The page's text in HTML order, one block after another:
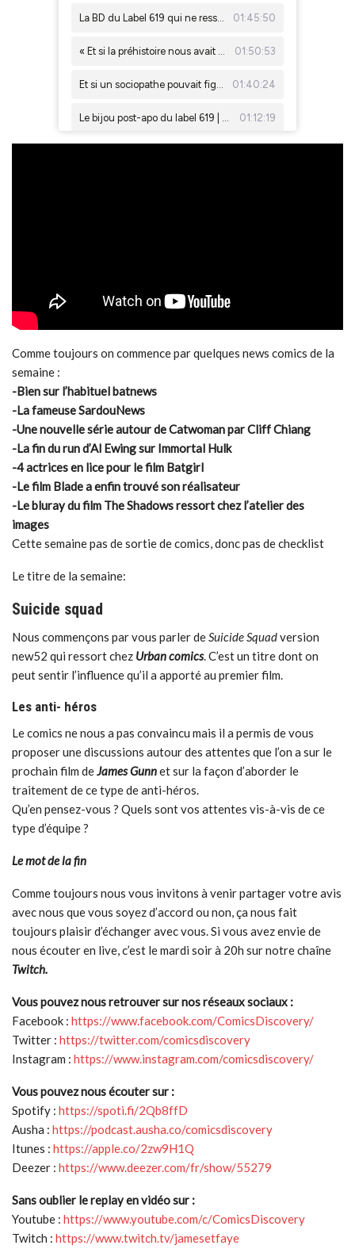
Comme toujours on commence par quelques news comics de la
semaine :
-Bien sur l’habituel batnews
-La fameuse SardouNews
-Une nouvelle série autour de Catwoman par Cliff Chiang
-La fin du run d’Al Ewing sur Immortal Hulk
-4 actrices en lice pour le film Batgirl
-Le film Blade a enfin trouvé son réalisateur
-Le bluray du film The Shadows ressort chez l’atelier des
images
Cette semaine pas de sortie de comics, donc pas de checklist
Le titre de la semaine:
Suicide squad
Nous commençons par vous parler deSuicide Squadversion
new52 qui ressort chez Urban comics. C’est un titre dont on
peut sentir l’influence qu’il a apporté au premier film.
Les anti- héros
Le comics ne nous a pas convaincu mais il a permis de vous
proposer une discussions autour des attentes que l’on a sur le
prochain film deJames Gunnet sur la façon d’aborder le
traitement de ce type de anti-héros.
Qu’en pensez-vous ? Quels sont vos attentes vis-à-vis de ce
type d’équipe ?
Le mot de la fin
Comme toujours nous vous invitons à venir partager votre avis
avec nous que vous soyez d’accord ou non, ça nous fait
toujours plaisir d’échanger avec vous. Si vous avez envie de
nous écouter en live, c’est le mardi soir à 20h sur notre chaîne
Twitch.
Vous pouvez nous retrouver sur nos réseaux sociaux :
Facebook : https://www.facebook.com/ComicsDiscovery/
Twitter : https://twitter.com/comicsdiscovery
Instagram : https://www.instagram.com/comicsdiscovery/
Vous pouvez nous écouter sur :
Spotify : https://spoti.fi/2Qb8ffD
Ausha : https://podcast.ausha.co/comicsdiscovery
Itunes : https://apple.co/2zw9H1Q
Deezer : https://www.deezer.com/fr/show/55279
Sans oublier le replay en vidéo sur :
Youtube : https://www.youtube.com/c/ComicsDiscovery
Twitch : https://www.twitch.tv/jamesetfaye